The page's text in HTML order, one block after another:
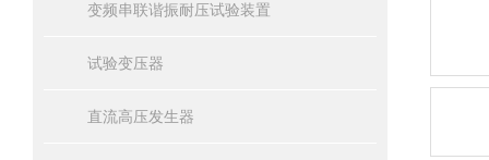
变频串联谐振耐压试验装置
试验变压器
直流高压发生器